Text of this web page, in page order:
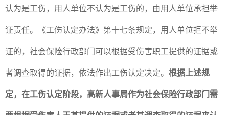
认为是工伤，用人单位不认为是工伤的，由用人单位承担举
证责任。《工伤认定办法》第十七条规定，用人单位拒不举
证的，社会保险行政部门可以根据受伤害职工提供的证据或
者调查取得的证据，依法作出工伤认定决定。 根据上述规
定，在工伤认定阶段，高新人事局作为社会保险行政部门需